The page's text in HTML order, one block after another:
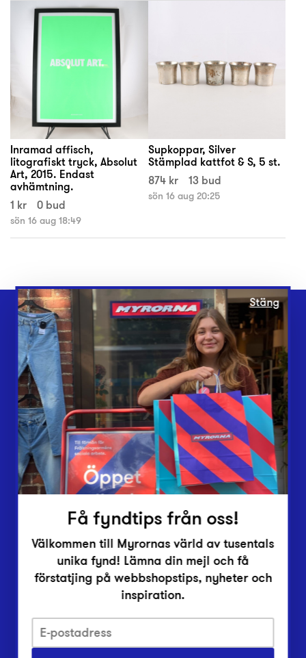
Inramad affisch,
litografiskt tryck, Absolut
Art, 2015. Endast
avhämtning.
1 kr
0 bud
sön 16 aug 18:49
Supkoppar, Silver
Stämplad kattfot & S, 5 st.
874 kr
13 bud
sön 16 aug 20:25
Webbshop
Butiker
Lämna in
Vårt överskott
Inlämningsplatser
Om Myrorna
Lediga jobb
Pressrum
Integritetsskyddspolicy
Stäng
Få fyndtips från oss!
Välkommen till Myrornas värld av tusentals
unika fynd! Lämna din mejl och få
förstatjing på webbshopstips, nyheter och
inspiration.